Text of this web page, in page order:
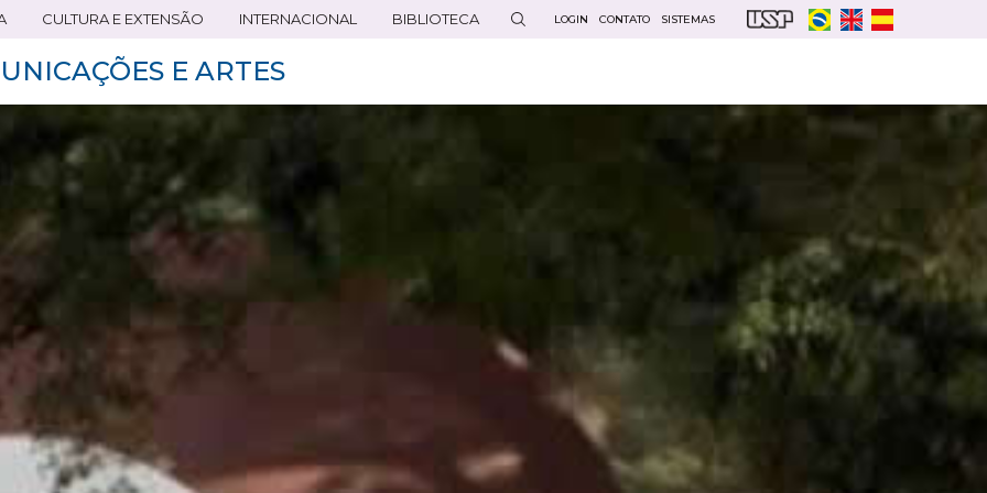
CULTURA E EXTENSÃO INTERNACIONAL BIBLIOTECA LOGIN CONTATO SISTEMAS
E ARTES